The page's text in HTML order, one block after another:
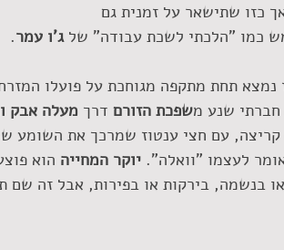
כזו שתישאר על זמנית גם
ג'ו עמר.
נמצא תחת מתקפה מגוחכת על פועלו
חברתי שנע משפכת הזורם דרך מעלה אבק
עם חצי ענטוז שמרכך את השומע
לעצמו "וואלה". יוקר המחייה הוא
או בנשמה, בירקות או בפירות, אבל זה